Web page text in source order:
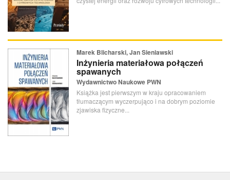
Marek Blicharski, Jan Sieniawski
Inżynieria materiałowa połączeń
spawanych
Wydawnictwo Naukowe PWN
Książka jest pierwszym w kraju opracowaniem
tłumaczącym wyczerpująco i na dobrym poziomie
zjawiska fizyczne...